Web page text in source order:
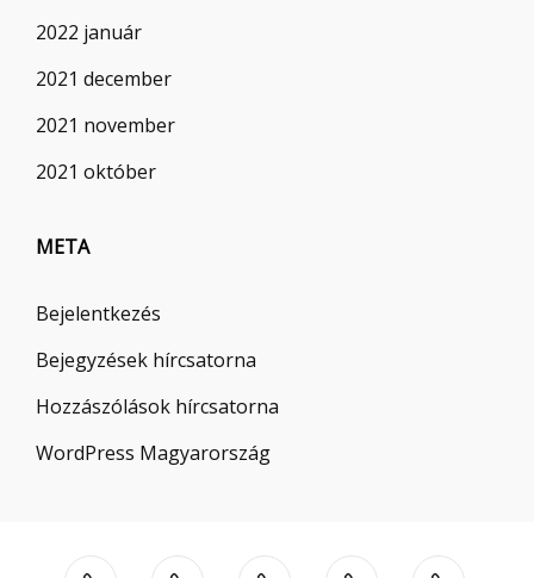
2022 január
2021 december
2021 november
2021 október
META
Bejelentkezés
Bejegyzések hírcsatorna
Hozzászólások hírcsatorna
WordPress Magyarország